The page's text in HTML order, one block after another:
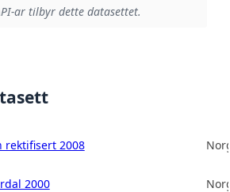
ar tilbyr dette datasettet.
rektifisert 2008
2000